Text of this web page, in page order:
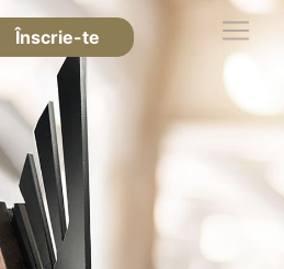
Înscrie-te